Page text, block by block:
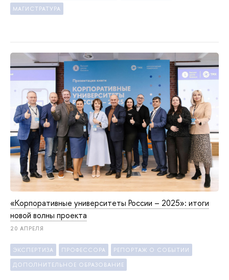
МАГИСТРАТУРА
«Корпоративные университеты России – 2025»: итоги
новой волны проекта
20 АПРЕЛЯ
ЭКСПЕРТИЗА ПРОФЕССОРА РЕПОРТАЖ О СОБЫТИИ
ДОПОЛНИТЕЛЬНОЕ ОБРАЗОВАНИЕ